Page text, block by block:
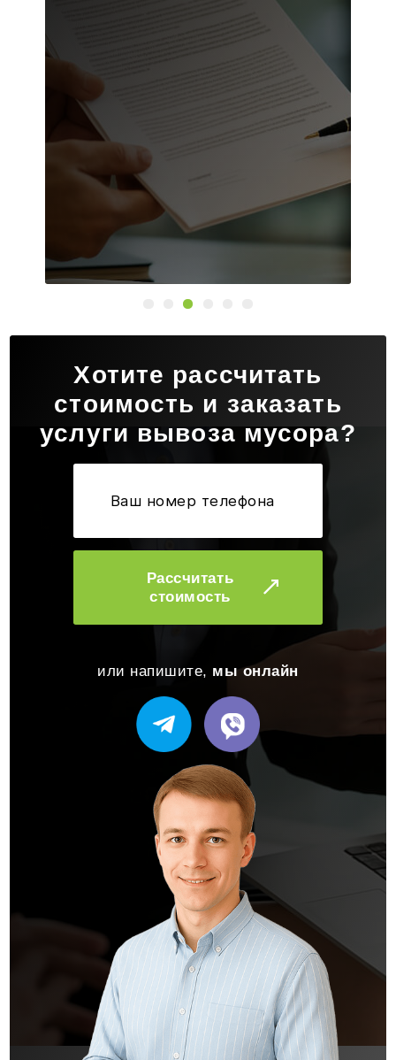
Хотите рассчитать
стоимость и заказать
услуги вывоза мусора?
Рассчитать
стоимость
или напишите, мы онлайн